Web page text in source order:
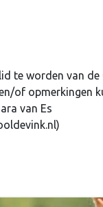
te worden van de
of opmerkingen
van Es